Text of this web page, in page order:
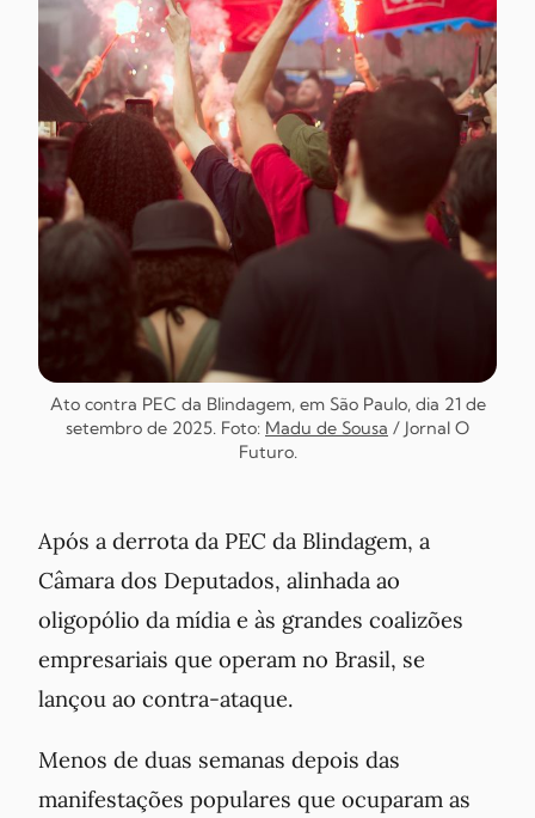
Ato contra PEC da Blindagem, em São Paulo, dia 21 de
setembro de 2025. Foto: Madu de Sousa / Jornal O
Futuro.
Após a derrota da PEC da Blindagem, a
Câmara dos Deputados, alinhada ao
oligopólio da mídia e às grandes coalizões
empresariais que operam no Brasil, se
lançou ao contra-ataque.
Menos de duas semanas depois das
manifestações populares que ocuparam as